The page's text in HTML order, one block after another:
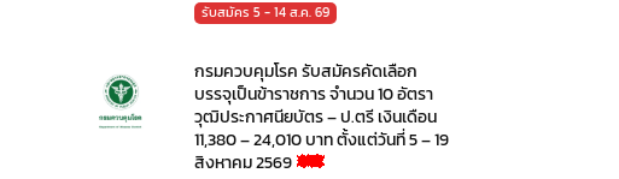
รับสมัคร 5 - 14 ส.ค. 69
กรมควบคุมโรค รับสมัครคัดเลือก
บรรจุเป็นข้าราชการ จำนวน 10 อัตรา
วุฒิประกาศนียบัตร – ป.ตรี เงินเดือน
11,380 – 24,010 บาท ตั้งแต่วันที่ 5 – 19
สิงหาคม 2569